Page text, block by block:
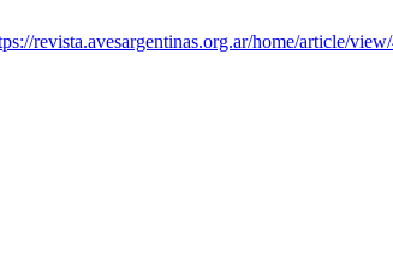
revista.avesargentinas.org.ar/home/article/